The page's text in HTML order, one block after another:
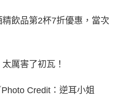
飲品第2杯7折優惠，當次
厲害了初瓦！